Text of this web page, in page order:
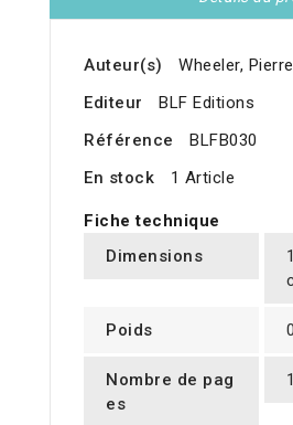
Auteur(s)
Wheeler, Pierre
Editeur
BLF Editions
Référence
BLFB030
En stock
1 Article
Fiche technique
Dimensions
Poids
Nombre de pag
es